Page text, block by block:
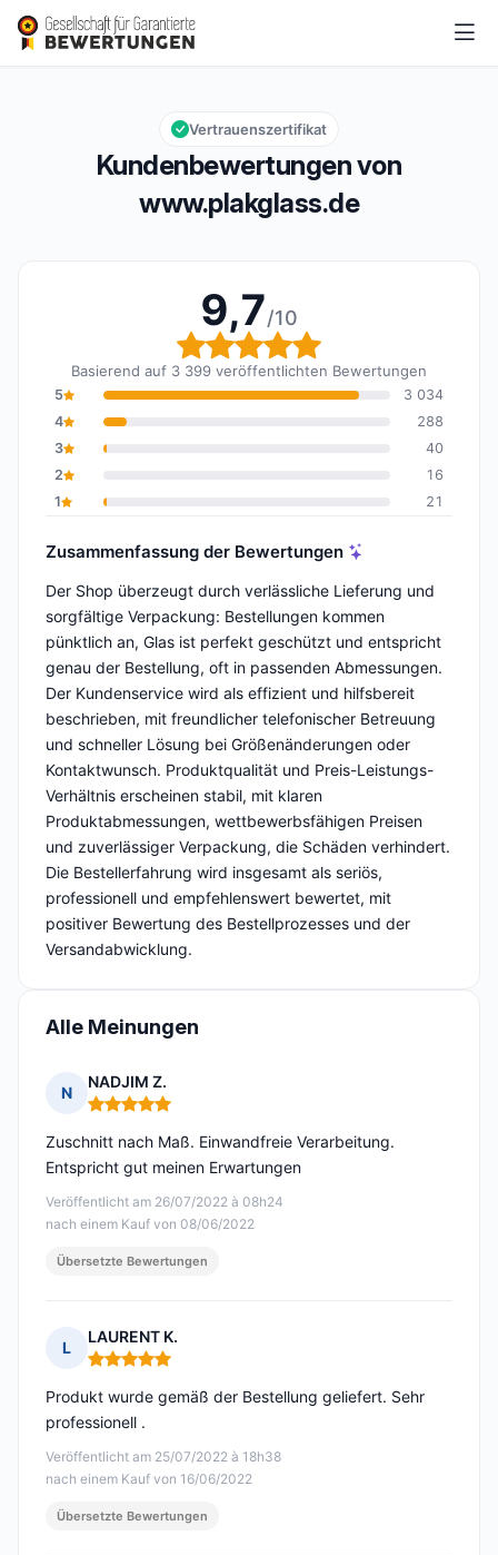
www.plakglass.de
Gesamtbewertung: 9,7 von 10
9,7/10
Kundenbewertungen von
www.plakglass.de
Vertrauenszertifikat
9,7/10
Gesamtbewertung: 9,7
Basierend auf 3 399 veröffentlichten Bewertungen
5
3 034
4
288
3
40
2
16
1
21
Zusammenfassung der Bewertungen
Der Shop überzeugt durch verlässliche Lieferung und
sorgfältige Verpackung: Bestellungen kommen
pünktlich an, Glas ist perfekt geschützt und entspricht
genau der Bestellung, oft in passenden Abmessungen.
Der Kundenservice wird als effizient und hilfsbereit
beschrieben, mit freundlicher telefonischer Betreuung
und schneller Lösung bei Größenänderungen oder
Kontaktwunsch. Produktqualität und Preis-Leistungs-
Verhältnis erscheinen stabil, mit klaren
Produktabmessungen, wettbewerbsfähigen Preisen
und zuverlässiger Verpackung, die Schäden verhindert.
Die Bestellerfahrung wird insgesamt als seriös,
professionell und empfehlenswert bewertet, mit
positiver Bewertung des Bestellprozesses und der
Versandabwicklung.
Alle Meinungen
N
NADJIM Z.
Hinweis: 5 von 5
Veröffentlicht am 26/07/2022 à 08h24
nach einem Kauf von 08/06/2022
Zuschnitt nach Maß. Einwandfreie Verarbeitung.
Entspricht gut meinen Erwartungen
Übersetzte Bewertungen
L
LAURENT K.
Hinweis: 5 von 5
Veröffentlicht am 25/07/2022 à 18h38
nach einem Kauf von 16/06/2022
Produkt wurde gemäß der Bestellung geliefert. Sehr
professionell .
Übersetzte Bewertungen